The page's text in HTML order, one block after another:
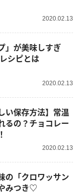
2020.02.13
」が美味しすぎ
シピとは
2020.02.13
い保存方法】常温
るの？チョコレー
2020.02.13
の「クロワッサン
みつき♡